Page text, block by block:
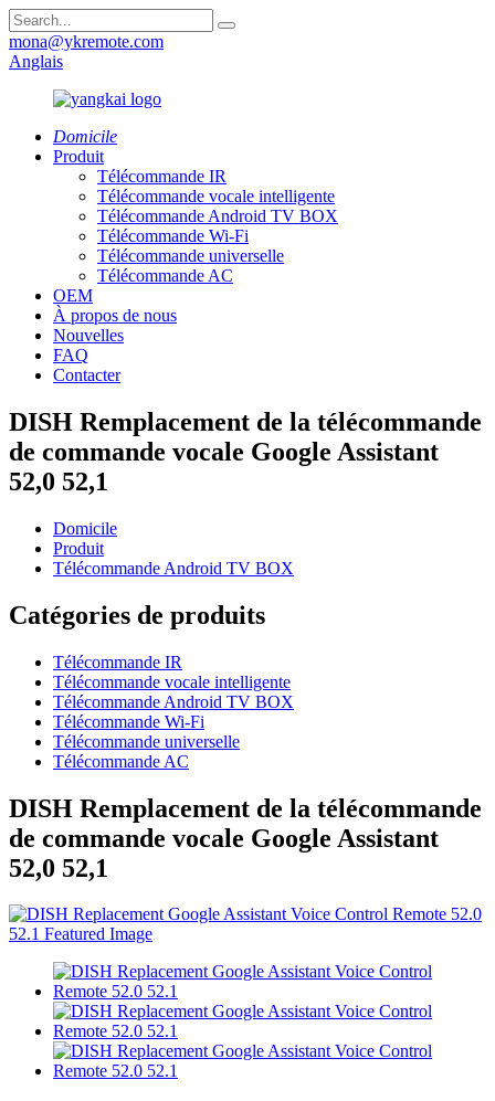
mona@ykremote.com
Anglais
Domicile
Produit
Télécommande IR
Télécommande vocale intelligente
Télécommande Android TV BOX
Télécommande Wi-Fi
Télécommande universelle
Télécommande AC
OEM
À propos de nous
Nouvelles
FAQ
Contacter
DISH Remplacement de la télécommande
de commande vocale Google Assistant
52,0 52,1
Domicile
Produit
Télécommande Android TV BOX
Catégories de produits
Télécommande IR
Télécommande vocale intelligente
Télécommande Android TV BOX
Télécommande Wi-Fi
Télécommande universelle
Télécommande AC
DISH Remplacement de la télécommande
de commande vocale Google Assistant
52,0 52,1